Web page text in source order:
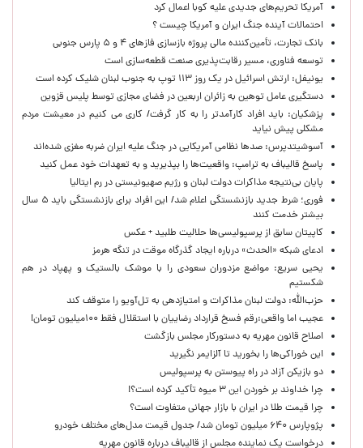
آمریکا تحریم‌های جدیدی علیه کوبا اعمال کرد
احتمالات آینده جنگ ایران و آمریکا چیست ؟
بانک تجارت، تأمین‌کننده مالی پروژه بازسازی فازهای ۴ و ۵ پارس جنوبی
توسعه فناوری، مسیر رقابت‌پذیری صنعت قطعه‌سازی است
یونیفل: ارتش اسرائیل در یک روز ۱۱۳ توپ به جنوب لبنان شلیک کرده است
دستگیری عامل توهین به زائران اربعین در فضای مجازی توسط پلیس قزوین
پزشکیان: باید افراد کارآمدتر را به کار گرفت/ کاری می کنیم در معیشت مردم
مشکلی پیش نیاید
آسوشیتدپرس: صدها نظامی آمریکایی در جنگ علیه ایران ضربه مغزی شده‌اند
پاسخ قالیباف به ترامپ: واقعیت‌ها را بپذیرید و به تعهدات خود عمل کنید
پایان بی‌نتیجه مذاکرات دولت لبنان و رژیم صهیونیستی در رم ایتالیا
فوری؛ شرط جدید بازنشستگی اعلام شد/ این افراد برای بازنشستگی باید ۵ سال
بیشتر خدمت کنند
کاپیتان سابق از پرسپولیسی‌ها حلالیت طلبید + عکس
ادعای شبکه «الحدث» درباره ایجاد گذرگاه موقت در تنگه هرمز
یحیی سریع: مواضع مزدوران سعودی را با موشک بالستیک و پهپاد در هم
شکستیم
حزب‌الله: دولت لبنان مذاکرات و امتیازدهی به تل‌آویو را متوقف کند
عجیب اما واقعی:رقم فسخ قرارداد رضاییان با استقلال فقط ۱۰۰میلیون تومان!
اصلاح قانون مهریه به دستورکار مجلس بازگشت
این خوراکی‌ها را بخورید تا آلزایمر نگیرید
دو بازیکن آزاد در راه پیوستن به پرسپولیس
چرا خداوند بر خوردن این ۳ میوه تأکید کرده است؟!
چرا قیمت طلا در ایران با بازار جهانی متفاوت است؟
پژوپارس ۶۴۰ میلیون تومان شد/ جدول قیمت مدل‌های مختلف خودرو
درخواست یک نماینده مجلس از قالیباف درباره قانون مهریه